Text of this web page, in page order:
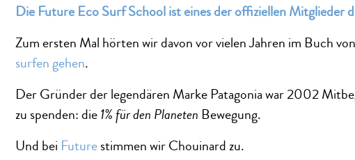
Die Future Eco Surf School ist eines der offiziellen Mitglieder
Zum ersten Mal hörten wir davon vor vielen Jahren im Buch
surfen gehen.
Der Gründer der legendären Marke Patagonia war 2002
zu spenden: die1% für den Planeten Bewegung.
Und bei Futurestimmen wir Chouinard zu.